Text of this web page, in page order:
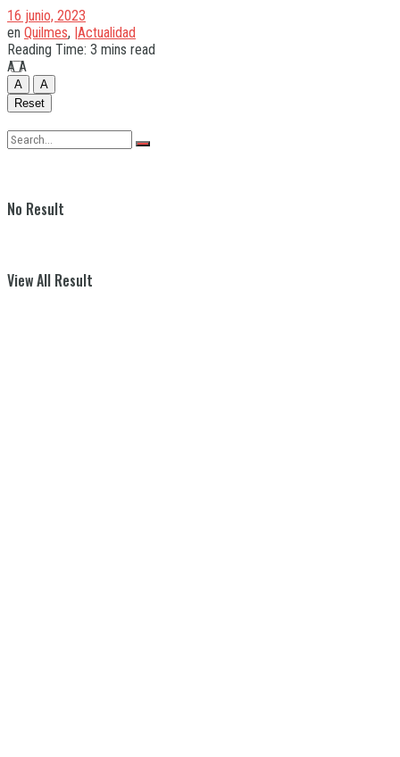
No Result
View All Result
16 junio, 2023
en Quilmes, |Actualidad
Reading Time: 3 mins read
A A
A
A
Reset